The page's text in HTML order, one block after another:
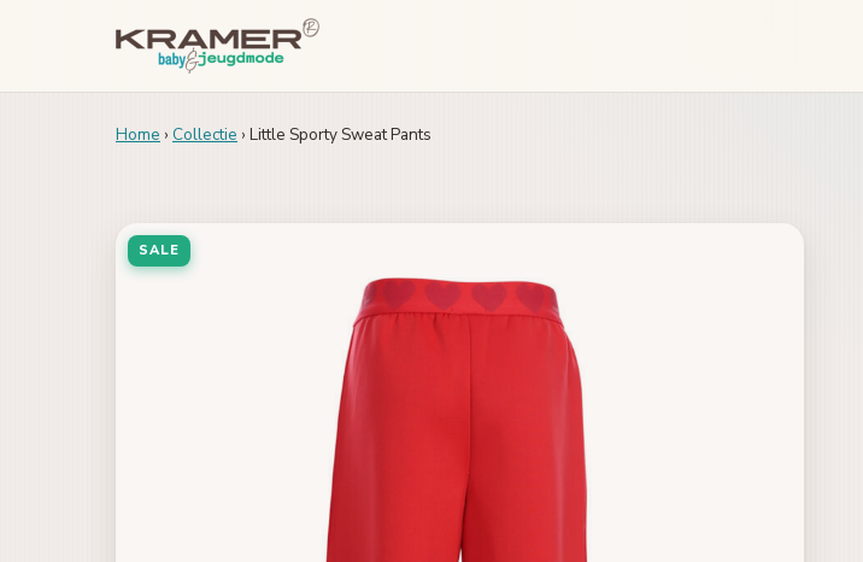
Home › Collectie › Little Sporty Sweat Pants
SALE